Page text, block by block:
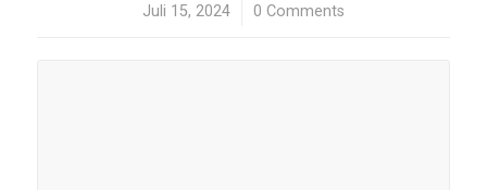
Juli 15, 2024
/ 0 Comments